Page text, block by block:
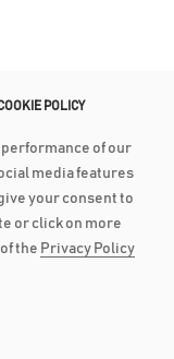
YOUNG SAVERS.
range of
banner of Amana
habit of saving
setting the
Amana Bank
POLICY
of our
media features
your consent to
or click on more
the Privacy Policy